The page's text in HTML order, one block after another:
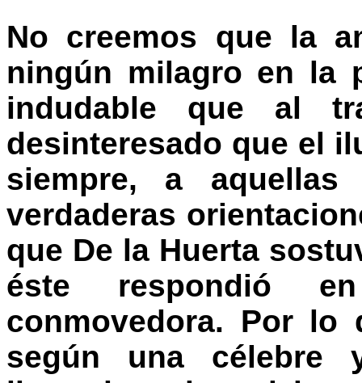
No creemos que la
ningún milagro en la
indudable que al
desinteresado que el
siempre, a
verdaderas
que De la Huerta
éste respondió en
conmovedora. Por lo
según una célebre